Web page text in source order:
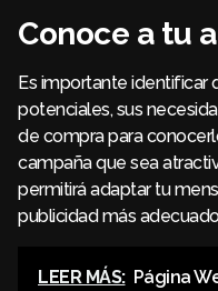
Conoce a tu
Es importante identificar
potenciales, sus
de compra para
campaña que sea
permitirá adaptar tu
publicidad más
LEER MÁS: Página